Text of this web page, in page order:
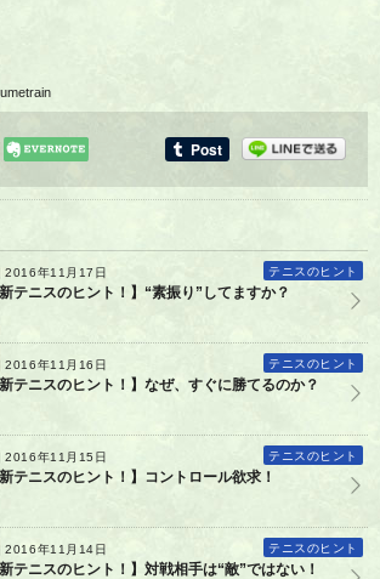
2016年11月17日 テニスのヒント
新テニスのヒント！】“素振り”してますか？
2016年11月16日 テニスのヒント
新テニスのヒント！】なぜ、すぐに勝てるのか？
2016年11月15日 テニスのヒント
新テニスのヒント！】コントロール欲求！
2016年11月14日 テニスのヒント
新テニスのヒント！】対戦相手は“敵”ではない！